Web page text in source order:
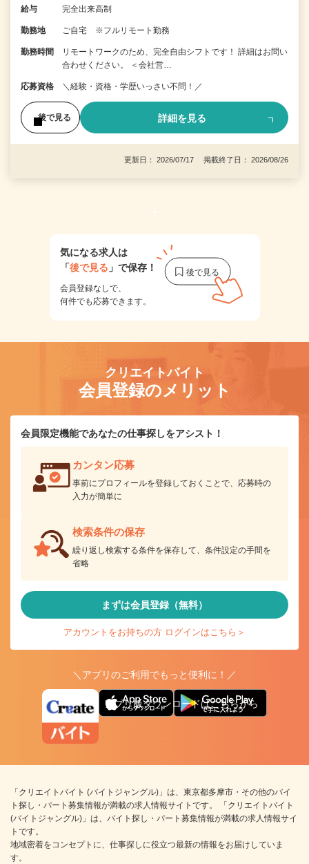
給与 完全出来高制
勤務地 ご自宅 ※フルリモート勤務
勤務時間
リモートワークのため、完全自由シフトです！ 詳細はお問い
合わせください。 ＜会社営…
応募資格 ＼経験・資格・学歴いっさい不問！／
後で見る 詳細を見る
更新日： 2026/07/17 掲載終了日： 2026/08/26
1
気になる求人は
「後で見る 」で保存！
会員登録なしで、
何件でも応募できます。
クリエイトバイト
会員登録のメリット
会員限定機能であなたの仕事探しをアシスト！
カンタン応募
事前にプロフィールを登録しておくことで、応募時の
入力が簡単に
検索条件の保存
繰り返し検索する条件を保存して、条件設定の手間を
省略
まずは会員登録（無料）
アカウントをお持ちの方 ログインはこちら＞
＼アプリのご利用でもっと便利に！／
アプリ版ダウンロードはこちらから
「クリエイトバイト (バイトジャングル)」は、東京都多摩市・その他のバイ
ト探し・パート募集情報が満載の求人情報サイトです。 「クリエイトバイト
(バイトジャングル)」は、バイト探し・パート募集情報が満載の求人情報サイ
トです。
地域密着をコンセプトに、仕事探しに役立つ最新の情報をお届けしていま
す。